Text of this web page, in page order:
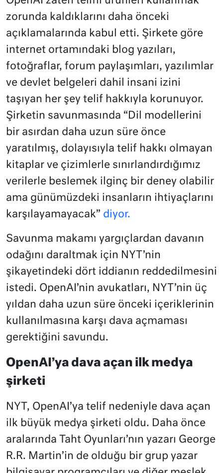
zorunda kaldıklarını daha önceki
açıklamalarında kabul etti. Şirkete göre
internet ortamındaki blog yazıları,
fotoğraflar, forum paylaşımları, yazılımlar
ve devlet belgeleri dahil insani izini
taşıyan her şey telif hakkıyla korunuyor.
Şirketin savunmasında “Dil modellerini
bir asırdan daha uzun süre önce
yaratılmış, dolayısıyla telif hakkı olmayan
kitaplar ve çizimlerle sınırlandırdığımız
verilerle beslemek ilginç bir deney olabilir
ama günümüzdeki insanların ihtiyaçlarını
karşılayamayacak” diyor.
Savunma makamı yargıçlardan davanın
odağını daraltmak için NYT’nin
şikayetindeki dört iddianın reddedilmesini
istedi. OpenAI’nin avukatları, NYT’nin üç
yıldan daha uzun süre önceki içeriklerinin
kullanılmasına karşı dava açmaması
gerektiğini savundu.
OpenAI’ya dava açan ilk medya
şirketi
NYT, OpenAI’ya telif nedeniyle dava açan
ilk büyük medya şirketi oldu. Daha önce
aralarında Taht Oyunları’nın yazarı George
R.R. Martin’in de olduğu bir grup yazar